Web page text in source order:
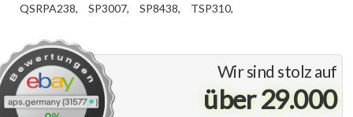
Wir sind stolz auf
über 29.000
QSRPA238,
SP3007, SP8438, TSP310,